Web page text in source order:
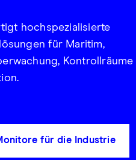
hochspezialisierte
für Maritim,
Kontrollräume
für die Industrie